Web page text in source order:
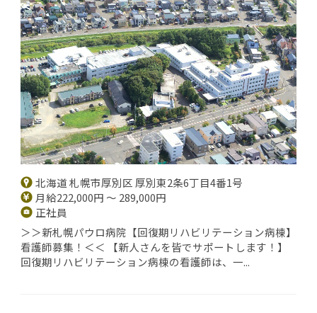
北海道 札幌市厚別区 厚別東2条6丁目4番1号
月給222,000円 ～ 289,000円
正社員
＞＞新札幌パウロ病院【回復期リハビリテーション病棟】
看護師募集！＜＜ 【新人さんを皆でサポートします！】
回復期リハビリテーション病棟の看護師は、一...